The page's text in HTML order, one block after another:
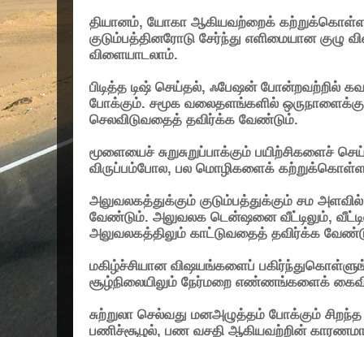
தியானம், யோகா ஆகியவற்றைக்
குடும்பத்தினரோடு சேர்ந்து எளிமையான குழு
விளையாடலாம்.
பிடித்த டிஷ் செய்தல், ஃபேஷன் போன்றவற்றில்
போக்கும். சமூக வலைதளங்களில்
செலவிடுவதைத் தவிர்க்க வேண்டும்.
மூளையைச் சுறுசுறுப்பாக்கும் பயிற்சிகளைச்
விருப்பம்போல, பல மொழிகளைக்
அலுவலகத்துக்கும் குடும்பத்துக்கும் சம
வேண்டும். அலுவலக டென்ஷனை வீட்டிலும்,
அலுவலகத்திலும் காட்டுவதைத் தவிர்க்க
மகிழ்ச்சியான விஷயங்களைப்
சூழ்நிலையிலும் நேர்மறை எண்ணங்களைக்
சுற்றுலா செல்வது மனஅழுத்தம் போக்கும்
பணிச்சூழல், பண வசதி ஆகியவற்றின் காரணமாக